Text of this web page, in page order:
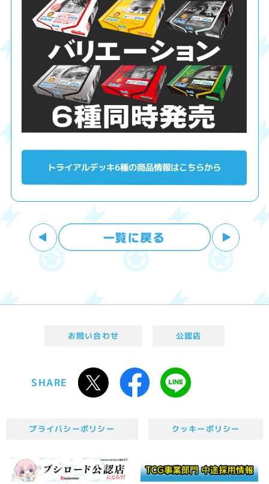
トライアルデッキ6種の商品情報はこちらから
お問い合わせ 公認店
SHARE
プライバシーポリシー クッキーポリシー